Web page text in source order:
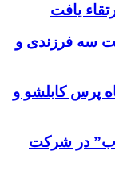
یافت
سه فرزندی و
پرس کابلشو و
در شرکت